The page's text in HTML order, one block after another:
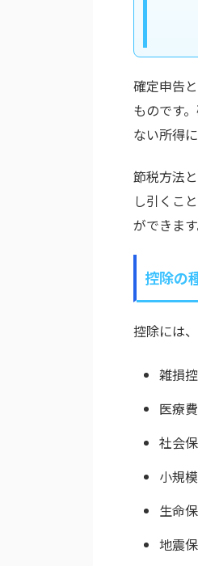
確定申告
ものです
ない所得
節税方法
し引くこ
ができます
控除の
控除には
雑損
医療
社会
小規
生命
地震